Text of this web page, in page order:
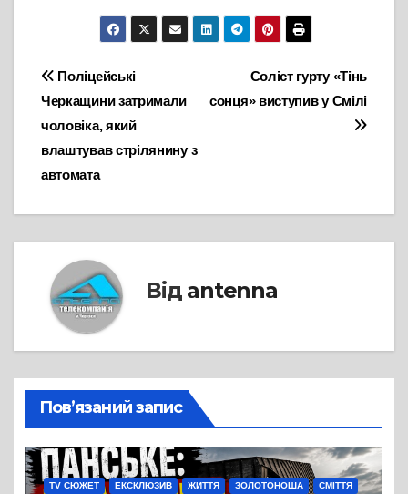
Навігація
записів
Соліст гурту «Тінь
сонця» виступив у Смілі
Поліцейські
Черкащини затримали
чоловіка, який
влаштував стрілянину з
автомата
Від antenna
Пов’язаний запис
TV СЮЖЕТ ЕКСКЛЮЗИВ ЖИТТЯ ЗОЛОТОНОША СМІТТЯ